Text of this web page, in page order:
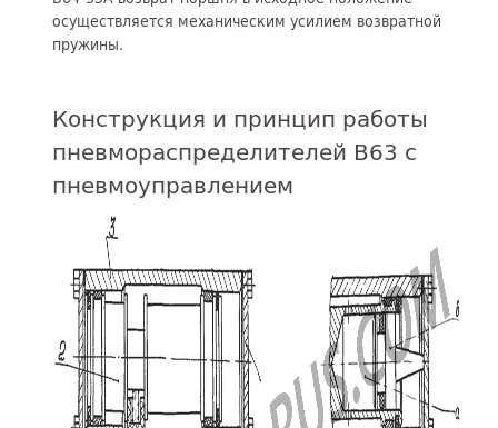
осуществляется механическим усилием возвратной
пружины.
Конструкция и принцип работы
пневмораспределителей В63 с
пневмоуправлением